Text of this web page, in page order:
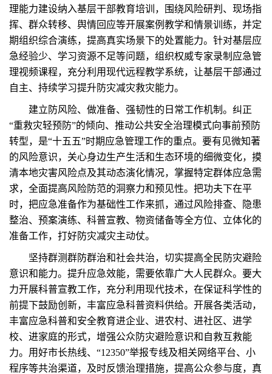
理能力建设纳入基层干部教育培训，围绕风险研判、现场指
挥、群众转移、舆情回应等开展案例教学和情景训练，并定
期组织综合演练，提高真实场景下的处置能力。针对基层应
急经验少、学习资源不足等问题，组织权威专家录制应急管
理视频课程，充分利用现代远程教学系统，让基层干部通过
自主、持续学习提升防灾减灾救灾能力。
建立防风险、做准备、强韧性的日常工作机制。纠正
“重救灾轻预防”的倾向、推动公共安全治理模式向事前预防
转型，是“十五五”时期应急管理工作的重点。要有见微知著
的风险意识，关心身边生产生活和生态环境的细微变化，摸
清本地灾害风险点及其动态演化情况，掌握特定群体应急需
求，全面提高风险防范的洞察力和预见性。把功夫下在平
时，把应急准备作为基础性工作来抓，通过风险排查、隐患
整治、预案演练、科普宣教、物资储备等全方位、立体化的
准备工作，打好防灾减灾主动仗。
坚持群测群防群治和社会共治，切实提高全民防灾避险
意识和能力。提升应急效能，需要依靠广大人民群众。要大
力开展科普宣教工作，充分利用现代技术，在保证科学性的
前提下鼓励创新，丰富应急科普资料供给。开展各类活动，
丰富应急科普和安全教育进企业、进农村、进社区、进学
校、进家庭的形式，增强公众防灾避险意识和自救互救能
力。用好市长热线、“12350”举报专线及相关网络平台、小
程序等共治渠道，及时反馈治理措施，提高公众参与度，真